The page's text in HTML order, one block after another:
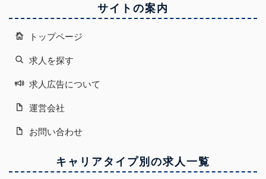
サイトの案内
トップページ
求人を探す
求人広告について
運営会社
お問い合わせ
キャリアタイプ別の求人一覧